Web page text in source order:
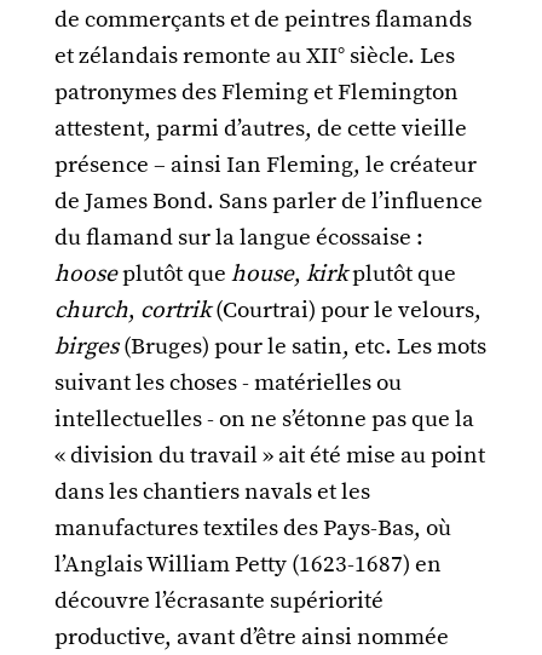
de commerçants et de peintres flamands
et zélandais remonte au XII° siècle. Les
patronymes des Fleming et Flemington
attestent, parmi d’autres, de cette vieille
présence – ainsi Ian Fleming, le créateur
de James Bond. Sans parler de l’influence
du flamand sur la langue écossaise :
hooseplutôt quehouse, kirkplutôt que
church, cortrik(Courtrai) pour le velours,
birges(Bruges) pour le satin, etc. Les mots
suivant les choses - matérielles ou
intellectuelles - on ne s’étonne pas que la
« division du travail » ait été mise au point
dans les chantiers navals et les
manufactures textiles des Pays-Bas, où
l’Anglais William Petty (1623-1687) en
découvre l’écrasante supériorité
productive, avant d’être ainsi nommée